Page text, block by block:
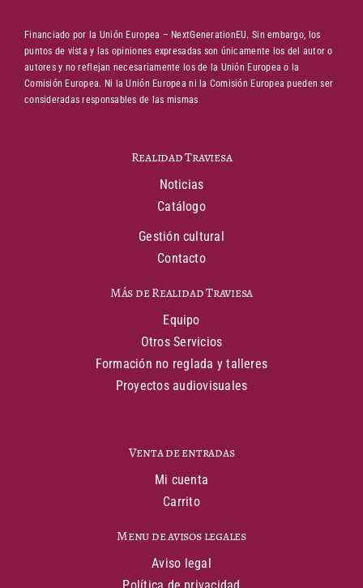
Realidad Traviesa
Noticias
Catálogo
Gestión cultural
Contacto
Más de Realidad Traviesa
Equipo
Otros Servicios
Formación no reglada y talleres
Proyectos audiovisuales
Venta de entradas
Mi cuenta
Carrito
Menu de avisos legales
Aviso legal
Política de privacidad
Financiado por la Unión Europea – NextGenerationEU. Sin embargo, los
puntos de vista y las opiniones expresadas son únicamente los del autor o
autores y no reflejan necesariamente los de la Unión Europea o la
Comisión Europea. Ni la Unión Europea ni la Comisión Europea pueden ser
consideradas responsables de las mismas